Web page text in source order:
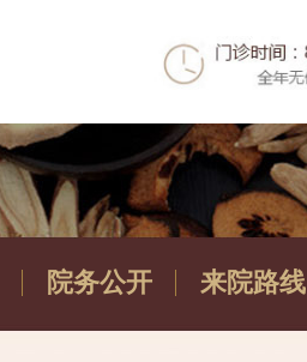
院务公开 来院路线